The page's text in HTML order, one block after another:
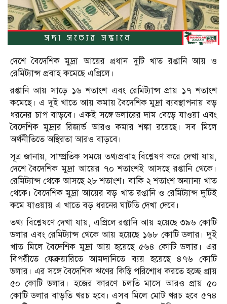
দেশে বৈদেশিক মুদ্রা আয়ের প্রধান দুটি খাত রপ্তানি আয় ও
রেমিট্যান্স প্রবাহ কমেছে এপ্রিলে।
রপ্তানি আয় সাড়ে ১৬ শতাংশ এবং রেমিট্যান্স প্রায় ১৭ শতাংশ
কমেছে। এ দুই খাতে আয় কমায় বৈদেশিক মুদ্রা ব্যবস্থাপনায় বড়
ধরনের চাপ বাড়বে। একই সঙ্গে ডলারের দাম বেড়ে যাওয়া এবং
বৈদেশিক মুদ্রার রিজার্ভ আরও কমার শঙ্কা রয়েছে। সব মিলে
অর্থনীতিতে অস্থিরতা আরও বাড়বে।
সূত্র জানায়, সাম্প্রতিক সময়ে তথ্যপ্রবাহ বিশ্লেষণ করে দেখা যায়,
দেশে বৈদেশিক মুদ্রা আয়ের ৭০ শতাংশই আসছে রপ্তানি থেকে।
রেমিট্যান্স থেকে আসছে ২৮ শতাংশ। বাকি ২ শতাংশ অন্যান্য খাত
থেকে। বৈদেশিক মুদ্রা আয়ের বড় খাত রপ্তানি ও রেমিট্যান্স দুটিই
কমে যাওয়ায় এ খাতে বড় ধরনের ঘাটতি দেখা দেবে।
তথ্য বিশ্লেষণে দেখা যায়, এপ্রিলে রপ্তানি আয় হয়েছে ৩৯৬ কোটি
ডলার এবং রেমিট্যান্স থেকে আয় হয়েছে ১৬৮ কোটি ডলার। দুই
খাত মিলে বৈদেশিক মুদ্রা আয় হয়েছে ৫৬৪ কোটি ডলার। এর
বিপরীতে ফেব্রুয়ারিতে আমদানিতে ব্যয় হয়েছে ৪৭৬ কোটি
ডলার। এর সঙ্গে বৈদেশিক ঋণের কিস্তি পরিশোধ করতে হচ্ছে প্রায়
৫০ কোটি ডলার। হজের কারণে চলতি মাসে আরও প্রায় ৫০
কোটি ডলার বাড়তি খরচ হবে। এসব মিলে মোট খরচ হবে ৫৭৪